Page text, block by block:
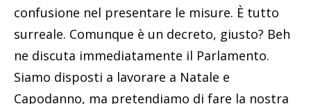
confusione nel presentare le misure. È tutto
surreale. Comunque è un decreto, giusto? Beh
ne discuta immediatamente il Parlamento.
Siamo disposti a lavorare a Natale e
Capodanno, ma pretendiamo di fare la nostra